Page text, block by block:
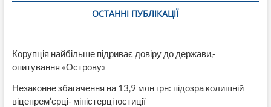
ОСТАННІ ПУБЛІКАЦІЇ
Корупція найбільше підриває довіру до держави,-
опитування «Острову»
Незаконне збагачення на 13,9 млн грн: підозра колишній
віцепрем’єрці- міністерці юстиції